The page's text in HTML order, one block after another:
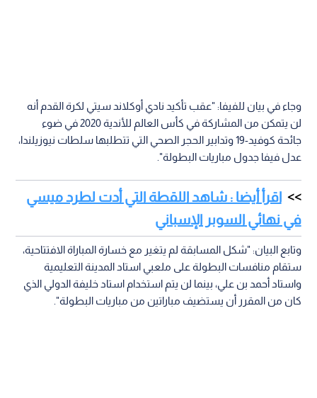
وجاء في بيان للفيفا: "عقب تأكيد نادي أوكلاند سيتي لكرة القدم أنه
لن يتمكن من المشاركة في كأس العالم للأندية 2020 في ضوء
جائحة كوفيد-19 وتدابير الحجر الصحي التي تتطلبها سلطات نيوزيلندا،
عدل فيفا جدول مباريات البطولة".
اقرأ أيضا : شاهد اللقطة التي أدت لطرد ميسي
في نهائي السوبر الإسباني
وتابع البيان: "شكل المسابقة لم يتغير مع خسارة المباراة الافتتاحية،
ستقام منافسات البطولة على ملعبي استاد المدينة التعليمية
واستاد أحمد بن علي، بينما لن يتم استخدام استاد خليفة الدولي الذي
كان من المقرر أن يستضيف مباراتين من مباريات البطولة".